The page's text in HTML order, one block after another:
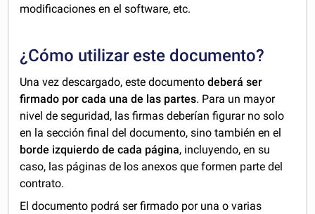
modificaciones en el software, etc.
¿Cómo utilizar este documento?
Una vez descargado, este documentodeberá ser
firmado por cada una de las partes. Para un mayor
nivel de seguridad, las firmas deberían figurar no solo
en la sección final del documento, sino también en el
borde izquierdo de cada página, incluyendo, en su
caso, las páginas de los anexos que formen parte del
contrato.
El documento podrá ser firmado por una o varias